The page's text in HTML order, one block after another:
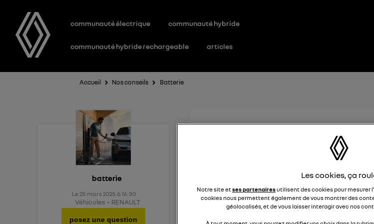
communauté électrique communauté hybride
communauté hybride rechargeable articles
Accueil Nos conseils Batterie
batterie
Le 25 mars 2025 à 16:30
Véhicules RENAULT
posez une question
Aides aux frais
Existe t-il des aides pour faire installer une
4
Les cookies, ça
Notre site etses partenairesutilisent des cookies pour mesurer
cookies nous permettent également de vous montrer des
géolocalisés, et de vous laisser interagir avec nos